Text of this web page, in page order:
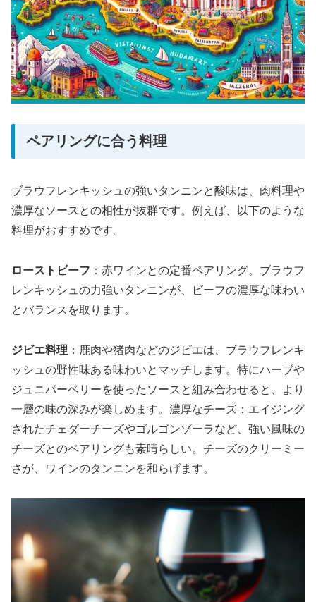
ペアリングに合う料理
ブラウフレンキッシュの強いタンニンと酸味は、肉料理や
濃厚なソースとの相性が抜群です。例えば、以下のような
料理がおすすめです。
ローストビーフ ：赤ワインとの定番ペアリング。ブラウフ
レンキッシュの力強いタンニンが、ビーフの濃厚な味わい
とバランスを取ります。
ジビエ料理 ：鹿肉や猪肉などのジビエは、ブラウフレンキ
ッシュの野性味ある味わいとマッチします。特にハーブや
ジュニパーベリーを使ったソースと組み合わせると、より
一層の味の深みが楽しめます。濃厚なチーズ：エイジング
されたチェダーチーズやゴルゴンゾーラなど、強い風味の
チーズとのペアリングも素晴らしい。チーズのクリーミー
さが、ワインのタンニンを和らげます。